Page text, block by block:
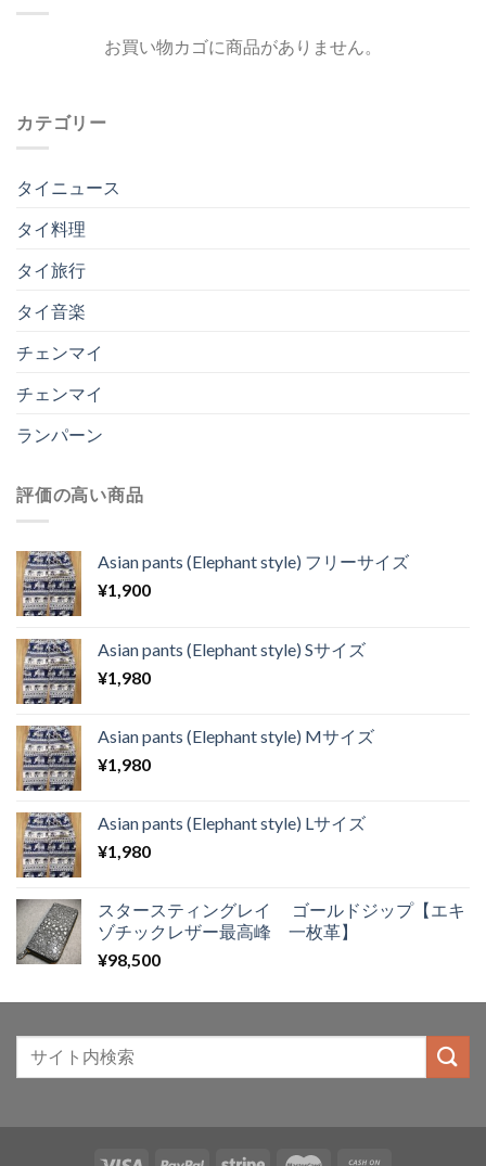
お買い物カゴに商品がありません。
カテゴリー
タイニュース
タイ料理
タイ旅行
タイ音楽
チェンマイ
チェンマイ
ランパーン
評価の高い商品
Asian pants (Elephant style) フリーサイズ
¥1,900
Asian pants (Elephant style) Sサイズ
¥1,980
Asian pants (Elephant style) Mサイズ
¥1,980
Asian pants (Elephant style) Lサイズ
¥1,980
スタースティングレイ ゴールドジップ【エキ
ゾチックレザー最高峰 一枚革】
¥98,500